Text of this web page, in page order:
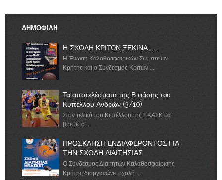
ΔΗΜΟΦΙΛΗ
Η ΣΧΟΛΗ ΚΡΙΤΩΝ ΞΕΚΙΝΑ.......
Η Ένωση Καλαθοσφαιρικών Σωματείων
Κρήτης και ο Σύνδεσμος Κριτών ...
Τα αποτελέσματα της Β φάσης του
Κυπέλλου Ανδρών (3/10)
Στον τελικό του Κυπέλλου της ΕΚΑΣΚ θα
βρεθεί ο ...
ΠΡΟΣΚΛΗΣΗ ΕΝΔΙΑΦΕΡΟΝΤΟΣ ΓΙΑ
ΤΗΝ ΣΧΟΛΗ ΔΙΑΙΤΗΣΙΑΣ
Ο Σύνδεσμος Διαιτητών Καλαθοσφαίρισης
Κρήτης διοργανώνει σχολή ...